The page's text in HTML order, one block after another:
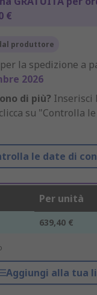
€
produttore
la spedizione a
2026
di più? Inserisci
su "Controlla
le date di
Per unità
639,40 €
Aggiungi alla tua